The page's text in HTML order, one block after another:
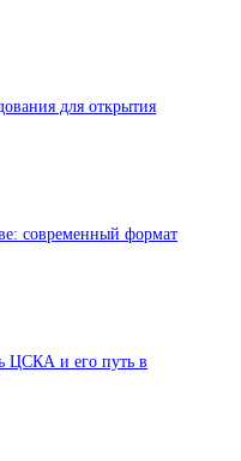
для открытия
современный формат
ЦСКА и его путь в